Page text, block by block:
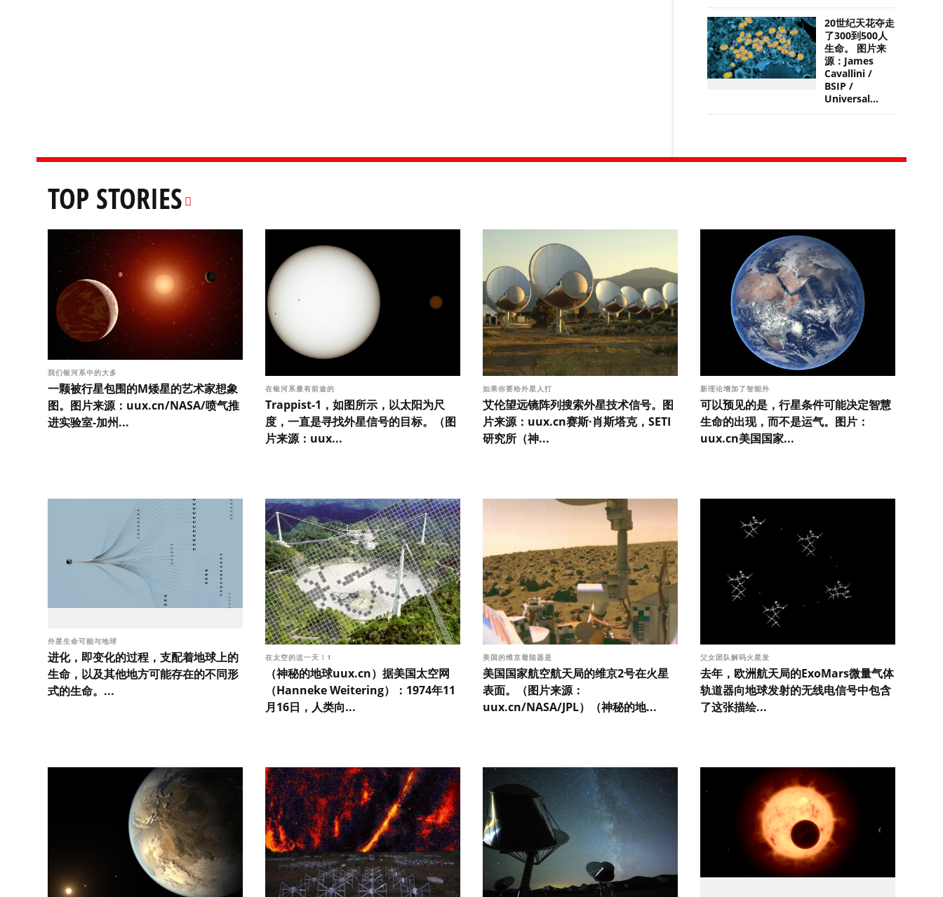
20世纪天花夺走
了300到500人
生命。 图片来
源：James
Cavallini /
BSIP /
Universal...
TOP STORIES
我们银河系中的大多
一颗被行星包围的M矮星的艺术家想象
图。图片来源：uux.cn/NASA/喷气推
进实验室-加州...
在银河系最有前途的
Trappist-1，如图所示，以太阳为尺
度，一直是寻找外星信号的目标。（图
片来源：uux...
如果你要给外星人打
艾伦望远镜阵列搜索外星技术信号。图
片来源：uux.cn赛斯·肖斯塔克，SETI
研究所（神...
新理论增加了智能外
可以预见的是，行星条件可能决定智慧
生命的出现，而不是运气。图片：
uux.cn美国国家...
外星生命可能与地球
进化，即变化的过程，支配着地球上的
生命，以及其他地方可能存在的不同形
式的生命。...
在太空的这一天！1
（神秘的地球uux.cn）据美国太空网
（Hanneke Weitering）：1974年11
月16日，人类向...
美国的维京着陆器是
美国国家航空航天局的维京2号在火星
表面。（图片来源：
uux.cn/NASA/JPL）（神秘的地...
父女团队解码火星发
去年，欧洲航天局的ExoMars微量气体
轨道器向地球发射的无线电信号中包含
了这张描绘...